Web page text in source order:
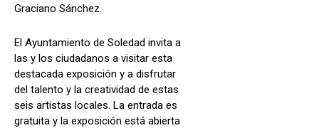
Graciano Sánchez.
El Ayuntamiento de Soledad invita a
las y los ciudadanos a visitar esta
destacada exposición y a disfrutar
del talento y la creatividad de estas
seis artistas locales. La entrada es
gratuita y la exposición está abierta